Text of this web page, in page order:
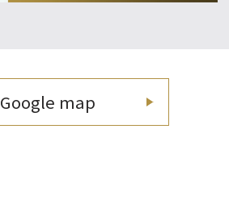
Google map